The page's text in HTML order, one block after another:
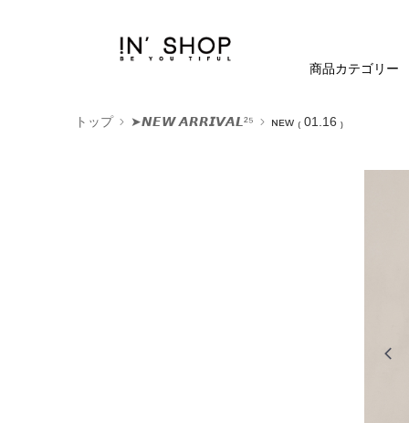
商品カテゴリー
トップ ➤𝙉𝙀𝙒 𝘼𝙍𝙍𝙄𝙑𝘼𝙇²⁵ ɴᴇᴡ ₍ 01.16 ₎